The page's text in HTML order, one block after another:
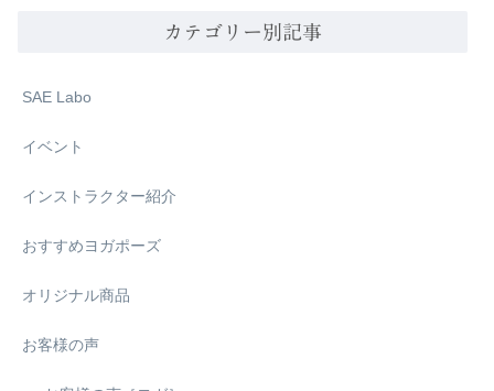
カテゴリー別記事
SAE Labo
イベント
インストラクター紹介
おすすめヨガポーズ
オリジナル商品
お客様の声